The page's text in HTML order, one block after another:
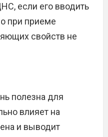
если его вводить
при приеме
свойств не
полезна для
влияет на
и выводит